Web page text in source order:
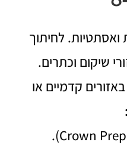
ואסתטיות. לחיתוך
שיקום וכתרים.
קדמיים או